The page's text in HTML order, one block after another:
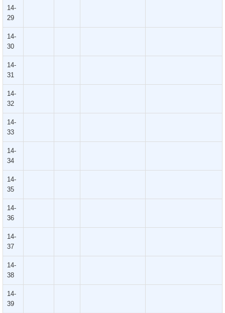
14-
29
14-
30
14-
31
14-
32
14-
33
14-
34
14-
35
14-
36
14-
37
14-
38
14-
39